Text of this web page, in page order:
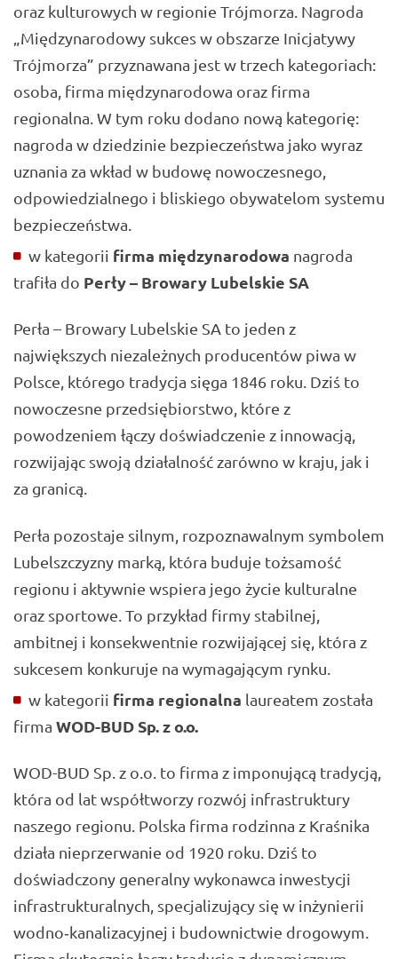
oraz kulturowych w regionie Trójmorza. Nagroda
„Międzynarodowy sukces w obszarze Inicjatywy
Trójmorza” przyznawana jest w trzech kategoriach:
osoba, firma międzynarodowa oraz firma
regionalna. W tym roku dodano nową kategorię:
nagroda w dziedzinie bezpieczeństwa jako wyraz
uznania za wkład w budowę nowoczesnego,
odpowiedzialnego i bliskiego obywatelom systemu
bezpieczeństwa.
w kategorii firma międzynarodowa nagroda
trafiła do Perły – Browary Lubelskie SA
Perła – Browary Lubelskie SA to jeden z
największych niezależnych producentów piwa w
Polsce, którego tradycja sięga 1846 roku. Dziś to
nowoczesne przedsiębiorstwo, które z
powodzeniem łączy doświadczenie z innowacją,
rozwijając swoją działalność zarówno w kraju, jak i
za granicą.
Perła pozostaje silnym, rozpoznawalnym symbolem
Lubelszczyzny marką, która buduje tożsamość
regionu i aktywnie wspiera jego życie kulturalne
oraz sportowe. To przykład firmy stabilnej,
ambitnej i konsekwentnie rozwijającej się, która z
sukcesem konkuruje na wymagającym rynku.
w kategorii firma regionalna laureatem została
firma WOD-BUD Sp. z o.o.
WOD-BUD Sp. z o.o. to firma z imponującą tradycją,
która od lat współtworzy rozwój infrastruktury
naszego regionu. Polska firma rodzinna z Kraśnika
działa nieprzerwanie od 1920 roku. Dziś to
doświadczony generalny wykonawca inwestycji
infrastrukturalnych, specjalizujący się w inżynierii
wodno‑kanalizacyjnej i budownictwie drogowym.